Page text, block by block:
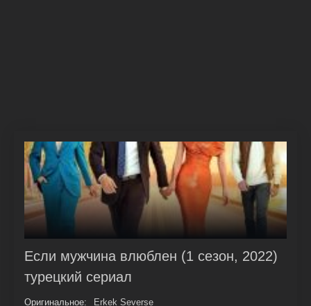
Если мужчина влюблен (1 сезон, 2022)
турецкий сериал
Оригинальное:
Erkek Severse